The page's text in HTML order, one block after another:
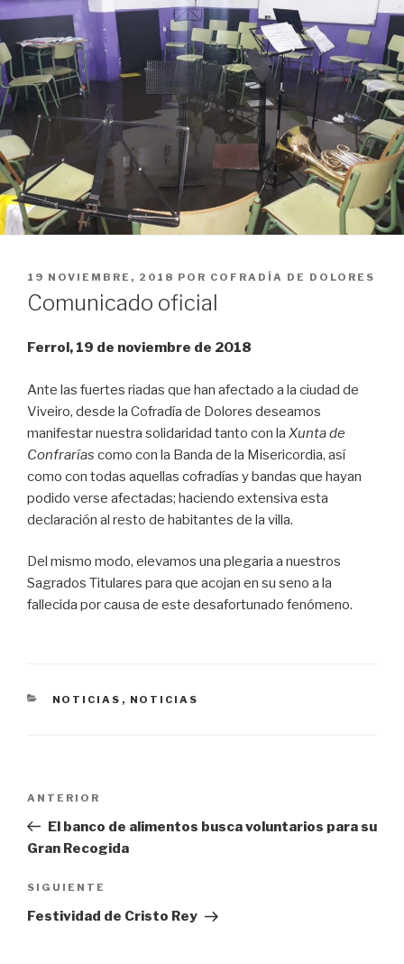
PUBLICADO
EL
19 NOVIEMBRE, 2018 POR COFRADÍA DE DOLORES
Comunicado oficial
Ferrol, 19 de noviembre de 2018
Ante las fuertes riadas que han afectado a la ciudad de
Viveiro, desde la Cofradía de Dolores deseamos
manifestar nuestra solidaridad tanto con la Xunta de
Confrarías como con la Banda de la Misericordia, así
como con todas aquellas cofradías y bandas que hayan
podido verse afectadas; haciendo extensiva esta
declaración al resto de habitantes de la villa.
Del mismo modo, elevamos una plegaria a nuestros
Sagrados Titulares para que acojan en su seno a la
fallecida por causa de este desafortunado fenómeno.
CATEGORÍAS
NOTICIAS , NOTICIAS
entradas
Entrada
anterior:
ANTERIOR
El banco de alimentos busca voluntarios para su
Gran Recogida
Siguiente
entrada
SIGUIENTE
Festividad de Cristo Rey